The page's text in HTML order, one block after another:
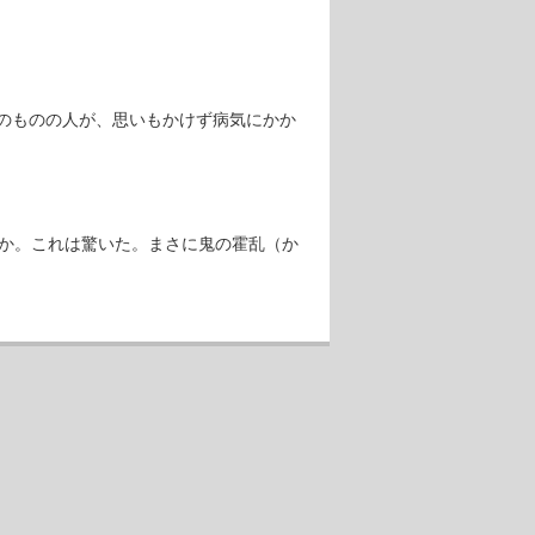
のの人が、思いもかけず病気にかか
。これは驚いた。まさに鬼の霍乱（か